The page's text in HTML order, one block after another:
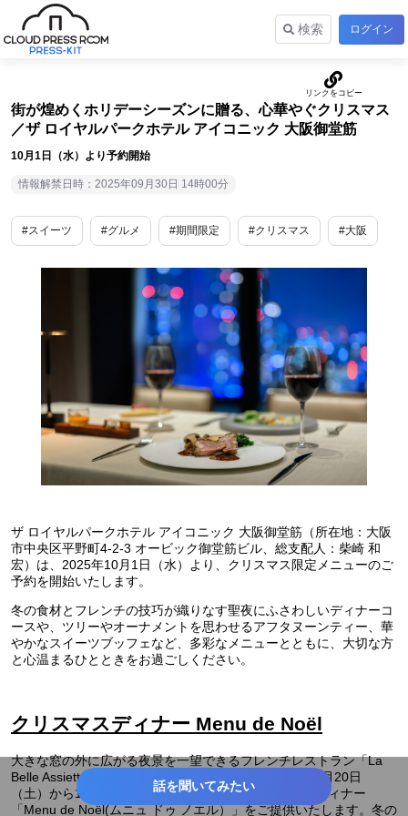
検索 ログイン
街が煌めくホリデーシーズンに贈る、心華やぐクリスマス
／ザ ロイヤルパークホテル アイコニック 大阪御堂筋
10月1日（水）より予約開始
情報解禁日時：2025年09月30日 14時00分
#スイーツ #グルメ #期間限定 #クリスマス #大阪
ザ ロイヤルパークホテル アイコニック 大阪御堂筋（所在地：大阪
市中央区平野町4-2-3 オービック御堂筋ビル、総支配人：柴崎 和
宏）は、2025年10月1日（水）より、クリスマス限定メニューのご
予約を開始いたします。
冬の食材とフレンチの技巧が織りなす聖夜にふさわしいディナーコ
ースや、ツリーやオーナメントを思わせるアフタヌーンティー、華
やかなスイーツブッフェなど、多彩なメニューとともに、大切な方
と心温まるひとときをお過ごしください。
クリスマスディナー Menu de Noël
大きな窓の外に広がる夜景を一望できるフレンチレストラン「La
Belle Assiette(ラ ベル アシェット）」では、2025年12月20日
（土）から12月25日（木）の6日間限定でクリスマスディナー
「Menu de Noël(ムニュ ドゥ ノエル）」をご提供いたします。冬の
話を聞いてみたい